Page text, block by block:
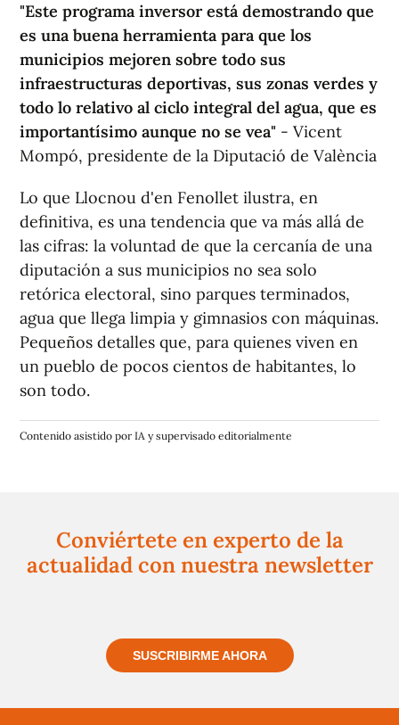
"Este programa inversor está demostrando que
es una buena herramienta para que los
municipios mejoren sobre todo sus
infraestructuras deportivas, sus zonas verdes y
todo lo relativo al ciclo integral del agua, que es
importantísimo aunque no se vea" - Vicent
Mompó, presidente de la Diputació de València
Lo que Llocnou d'en Fenollet ilustra, en
definitiva, es una tendencia que va más allá de
las cifras: la voluntad de que la cercanía de una
diputación a sus municipios no sea solo
retórica electoral, sino parques terminados,
agua que llega limpia y gimnasios con máquinas.
Pequeños detalles que, para quienes viven en
un pueblo de pocos cientos de habitantes, lo
son todo.
Contenido asistido por IA y supervisado editorialmente
Conviértete en experto de la
actualidad con nuestra newsletter
SUSCRIBIRME AHORA